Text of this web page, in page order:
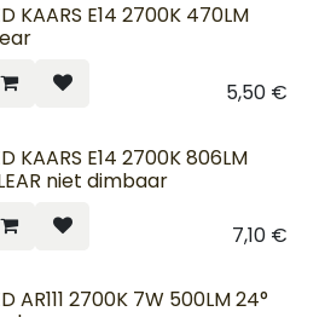
KAARS E14 2700K 470LM
5,50€
KAARS E14 2700K 806LM
niet dimbaar
7,10€
AR111 2700K 7W 500LM 24°